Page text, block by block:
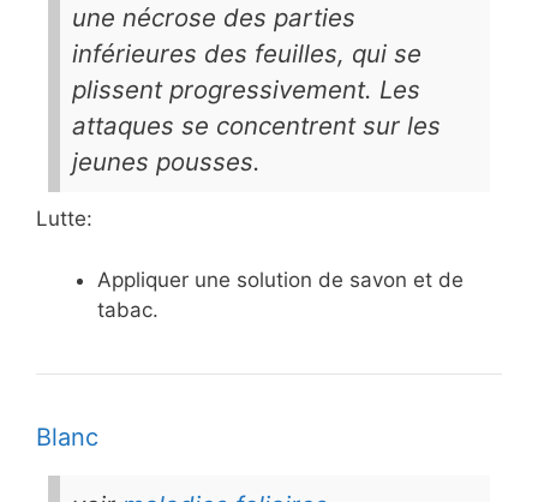
une nécrose des parties
inférieures des feuilles, qui se
plissent progressivement. Les
attaques se concentrent sur les
jeunes pousses.
Lutte:
Appliquer une solution de savon et de
tabac.
Blanc